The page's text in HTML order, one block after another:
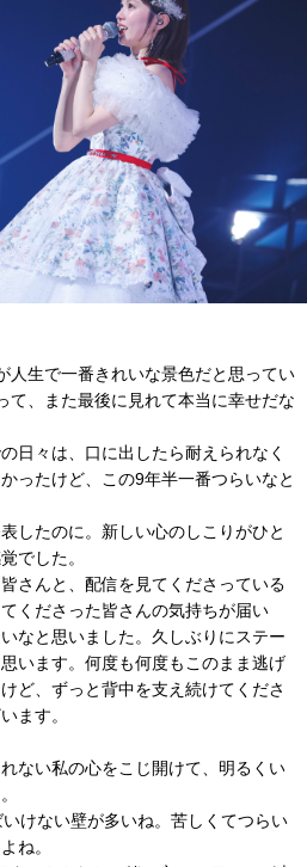
人生で一番きれいな景色だと思ってい
て、また最後に見れて本当に幸せだな
日々は、口に出したら耐えられなく
ったけど、この9年半一番つらいなと
したのに。新しい心のしこりがひと
でした。
さんと、配信を見てくださっている
くださった皆さんの気持ちが届い
なと思いました。久しぶりにステー
います。何度も何度もこのまま逃げ
ど、ずっと背中を支え続けてくださ
ます。
ない私の心をこじ開けて、明るくい
けない壁が多いね。苦しくてつらい
ね。